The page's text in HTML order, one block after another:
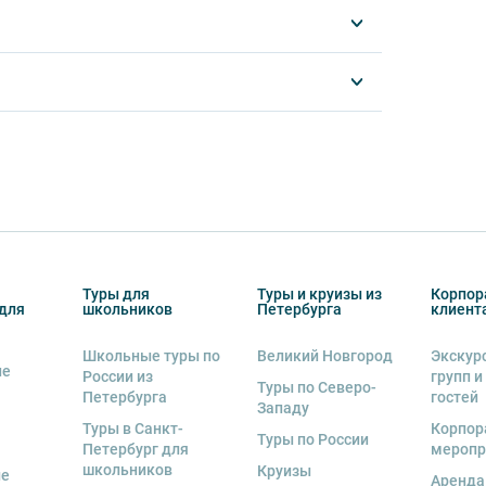
алкоголь.
использования мобильных устройств
правила поведения на экскурсии.
или отменить экскурсию полностью
ливнями, наводнениями,
мажорными обстоятельствами; а также,
Туры для
школьников
Школьные туры по
России из
Петербурга
Туры в Санкт-
Петербург для
школьников
Туры и круизы из
Петербурга
Великий Новгород
Туры по Северо-
Западу
Туры по России
Круизы
групп
гостей